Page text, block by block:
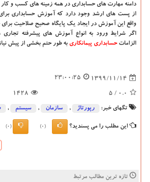
دامنه مهارت های حسابداری در همه زمینه های کسب و
از پست های ارشد وجود دارد کهآموزش حسابداری
واقع این آموزش در ایجاد یک پایگاه صحیح صلاحیت
اگر شرایط ورود به انواع آموزش های پیشرفته تجاری
الزامات حسابداری پیمانکاری به طور حتم بخشی از پیش
1399/11/14
23:00:25
0.0
/ 5
1428
تگهای خبر: رپورتاژ , سازمان , سیستم ,
این مطلب را می پسندید؟ (0)
(0)
تازه ترین مطالب مرتبط